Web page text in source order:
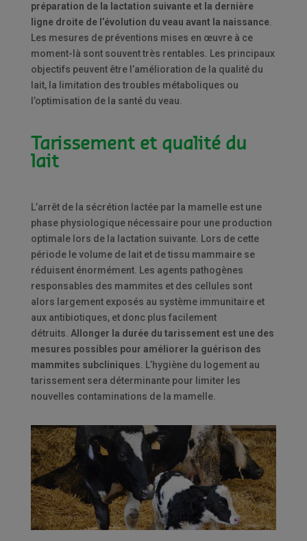
préparation de la lactation suivante et la dernière
ligne droite de l’évolution du veau avant la naissance.
Les mesures de préventions mises en œuvre à ce
moment-là sont souvent très rentables. Les principaux
objectifs peuvent être l’amélioration de la qualité du
lait, la limitation des troubles métaboliques ou
l’optimisation de la santé du veau.
Tarissement et qualité du
lait
L’arrêt de la sécrétion lactée par la mamelle est une
phase physiologique nécessaire pour une production
optimale lors de la lactation suivante. Lors de cette
période le volume de lait et de tissu mammaire se
réduisent énormément. Les agents pathogènes
responsables des mammites et des cellules sont
alors largement exposés au système immunitaire et
aux antibiotiques, et donc plus facilement
détruits. Allonger la durée du tarissement est une des
mesures possibles pour améliorer la guérison des
mammites subcliniques . L’hygiène du logement au
tarissement sera déterminante pour limiter les
nouvelles contaminations de la mamelle.